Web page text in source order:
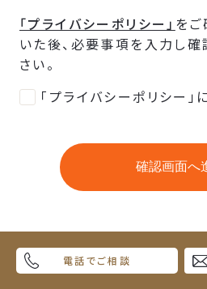
「プライバシーポリシー」 をご
いた後、必要事項を入力し
さい。
「プライバシーポリシー」
電話でご相談